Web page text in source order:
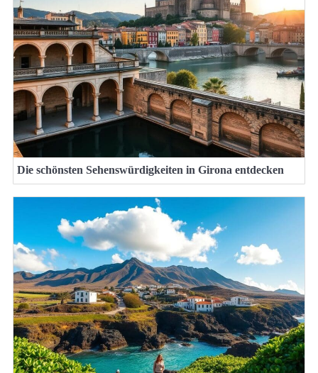
Die schönsten Sehenswürdigkeiten in Girona entdecken